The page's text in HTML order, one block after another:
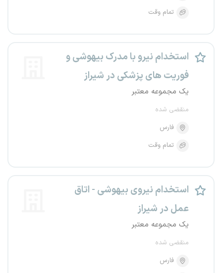
تمام وقت
استخدام نیرو با مدرک بیهوشی و
فوریت های پزشکی در شیراز
یک مجموعه معتبر
منقضی شده
فارس
تمام وقت
استخدام نیروی بیهوشی - اتاق
عمل در شیراز
یک مجموعه معتبر
منقضی شده
فارس